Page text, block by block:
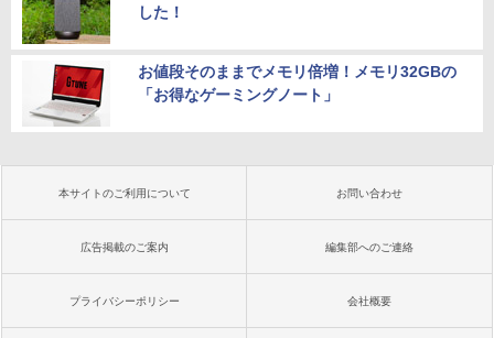
した！
お値段そのままでメモリ倍増！メモリ32GBの
「お得なゲーミングノート」
本サイトのご利用について お問い合わせ
広告掲載のご案内 編集部へのご連絡
プライバシーポリシー 会社概要